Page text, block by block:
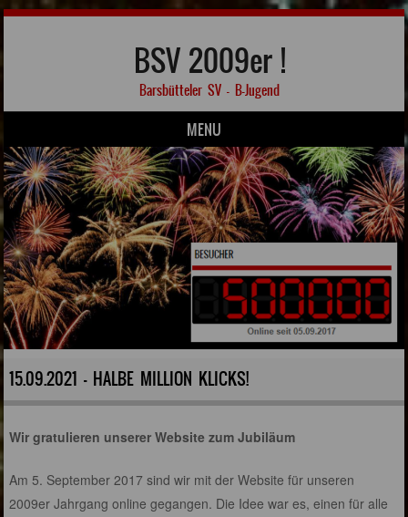
BSV 2009er !
Barsbütteler SV – B-Jugend
MENU
Skip to content
15.09.2021 - HALBE MILLION KLICKS!
Wir gratulieren unserer Website zum Jubiläum
Am 5. September 2017 sind wir mit der Website für unseren
2009er Jahrgang online gegangen. Die Idee war es, einen für alle